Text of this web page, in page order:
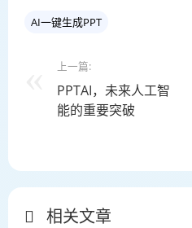
AI一键生成PPT
上一篇:
PPTAI，未来人工智
能的重要突破
相关文章